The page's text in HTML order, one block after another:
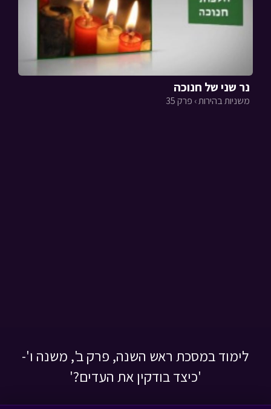
נר שני של חנוכה
משניות בהירות › פרק 35
לימוד במסכת ראש השנה, פרק ב', משנה ו'-
'כיצד בודקין את העדים?'